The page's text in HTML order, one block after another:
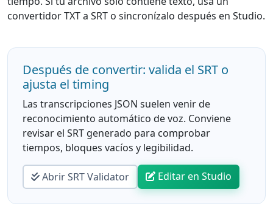
convertidor TXT a SRT o sincronízalo después en Studio.
Después de convertir: valida el SRT o
ajusta el timing
Las transcripciones JSON suelen venir de
reconocimiento automático de voz. Conviene
revisar el SRT generado para comprobar
tiempos, bloques vacíos y legibilidad.
Abrir SRT Validator Editar en Studio